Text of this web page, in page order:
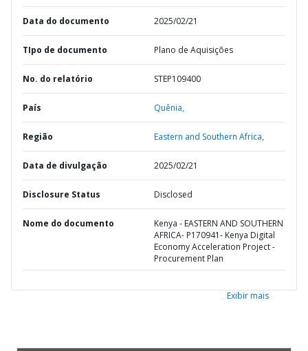
Data do documento 2025/02/21
TIpo de documento Plano de Aquisições
No. do relatório STEP109400
País Quênia,
Região Eastern and Southern Africa,
Data de divulgação 2025/02/21
Disclosure Status Disclosed
Nome do documento
Kenya - EASTERN AND SOUTHERN
AFRICA- P170941- Kenya Digital
Economy Acceleration Project -
Procurement Plan
Exibir mais